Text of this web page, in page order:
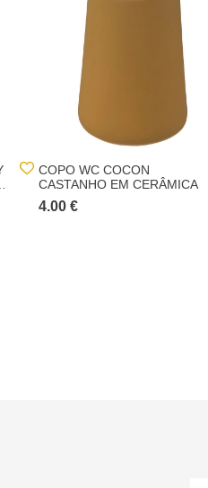
COPO WC COCON
CASTANHO EM CERÂMICA
4.00 €